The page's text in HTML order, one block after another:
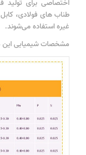
طناب های فولادی،
غیره استفاده می‌شوند.
مشخصات شیمیایی این